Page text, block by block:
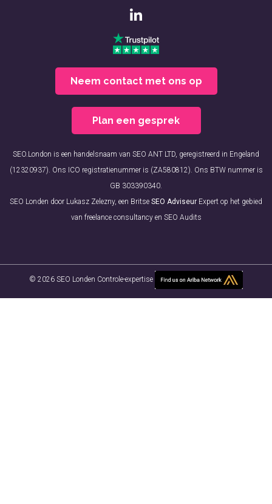
Neem contact met ons op
Plan een gesprek
SEO.London is een handelsnaam van SEO ANT LTD, geregistreerd in Engeland
(12320937). Ons ICO registratienummer is (ZA580812). Ons BTW nummer is
GB 303390340.
SEO Londen door Lukasz Zelezny, een Britse SEO Adviseur Expert op het gebied
van freelance consultancy en SEO Audits
© 2026 SEO Londen Controle-expertise